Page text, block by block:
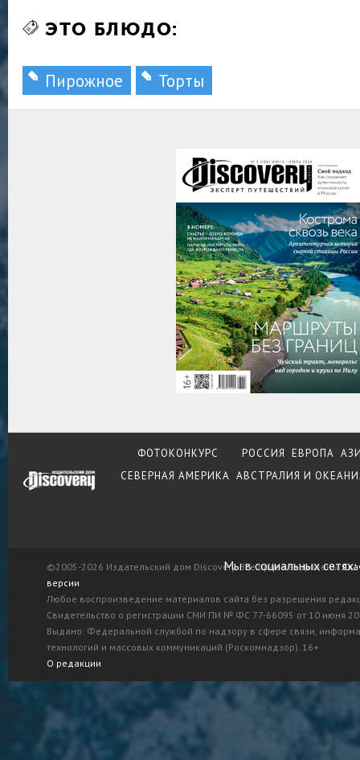
ЭТО БЛЮДО:
Пирожное Торты
ФОТОКОНКУРС РОССИЯ ЕВРОПА
СЕВЕРНАЯ АМЕРИКА АВСТРАЛИЯ И
©2005-2026 Издательский дом Discovery. Все права защищены.
версии
Любое воспроизведение материалов сайта без разрешения
Свидетельство о регистрации СМИ ПИ № ФС 77-66095 от 10 июня
Выдано: Федеральной службой по надзору в сфере связи,
технологий и массовых коммуникаций (Роскомнадзор). 16+
О редакции
Мы в социальных сетях: